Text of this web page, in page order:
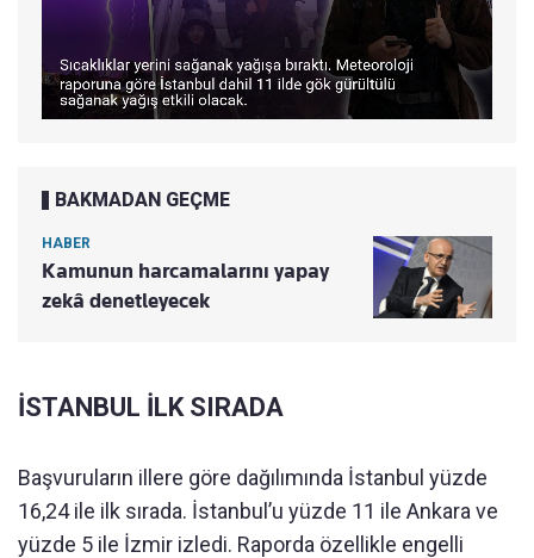
BAKMADAN GEÇME
HABER
Kamunun harcamalarını yapay
zekâ denetleyecek
İSTANBUL İLK SIRADA
Başvuruların illere göre dağılımında İstanbul yüzde
16,24 ile ilk sırada. İstanbul’u yüzde 11 ile Ankara ve
yüzde 5 ile İzmir izledi. Raporda özellikle engelli